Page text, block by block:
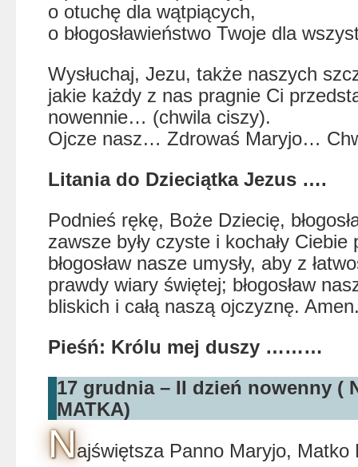
o otuchę dla wątpiących,
o błogosławieństwo Twoje dla
Wysłuchaj, Jezu, także naszych
jakie każdy z nas pragnie Ci
nowennie… (chwila ciszy).
Ojcze nasz… Zdrowaś Maryjo…
Litania do Dzieciątka Jezus ….
Podnieś rękę, Boże Dziecię,
zawsze były czyste i kochały
błogosław nasze umysły, aby z
prawdy wiary świętej; błogosław
bliskich i całą naszą ojczyznę.
Pieśń: Królu mej duszy ………
17 grudnia – II dzień nowenny (
MATKA)
Najświętsza Panno Maryjo, Matko